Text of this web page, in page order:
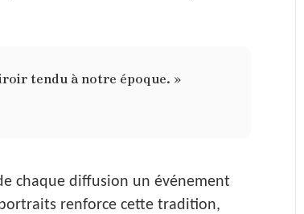
tendu à notre époque. »
chaque diffusion un événement
renforce cette tradition,